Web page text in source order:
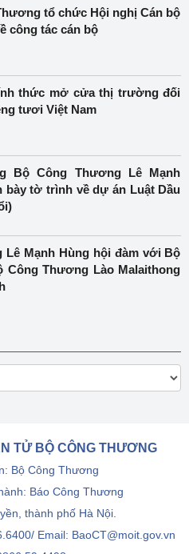
tổ chức Hội nghị Cán bộ
công tác cán bộ
thức mở cửa thị trường đối
tươi Việt Nam
Bộ Công Thương Lê Mạnh
bày tờ trình về dự án Luật Dầu
Mạnh Hùng hội đàm với Bộ
Công Thương Lào Malaithong
TỬ BỘ CÔNG THƯƠNG
Bộ Công Thương
Báo Công Thương
thành phố Hà Nội.
Email: BaoCT@moit.gov.vn